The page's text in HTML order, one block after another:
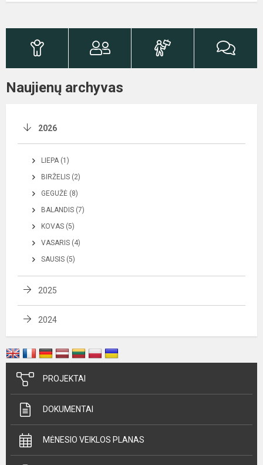
Naujienų archyvas
2026
LIEPA (1)
BIRŽELIS (2)
GEGUŽĖ (8)
BALANDIS (7)
KOVAS (5)
VASARIS (4)
SAUSIS (5)
2025
2024
PROJEKTAI
DOKUMENTAI
MĖNESIO VEIKLOS PLANAS